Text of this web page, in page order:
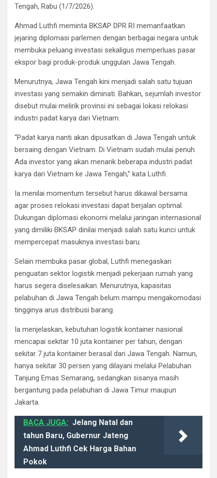
Tengah, Rabu (1/7/2026).
Ahmad Luthfi meminta BKSAP DPR RI memanfaatkan
jejaring diplomasi parlemen dengan berbagai negara untuk
membuka peluang investasi sekaligus memperluas pasar
ekspor bagi produk-produk unggulan Jawa Tengah.
Menurutnya, Jawa Tengah kini menjadi salah satu tujuan
investasi yang semakin diminati. Bahkan, sejumlah investor
disebut mulai melirik provinsi ini sebagai lokasi relokasi
industri padat karya dari Vietnam.
“Padat karya nanti akan dipusatkan di Jawa Tengah untuk
bersaing dengan Vietnam. Di Vietnam sudah mulai penuh.
Ada investor yang akan menarik beberapa industri padat
karya dari Vietnam ke Jawa Tengah,” kata Luthfi.
Ia menilai momentum tersebut harus dikawal bersama
agar proses relokasi investasi dapat berjalan optimal.
Dukungan diplomasi ekonomi melalui jaringan internasional
yang dimiliki BKSAP dinilai menjadi salah satu kunci untuk
mempercepat masuknya investasi baru.
Selain membuka pasar global, Luthfi menegaskan
penguatan sektor logistik menjadi pekerjaan rumah yang
harus segera diselesaikan. Menurutnya, kapasitas
pelabuhan di Jawa Tengah belum mampu mengakomodasi
tingginya arus distribusi barang.
Ia menjelaskan, kebutuhan logistik kontainer nasional
mencapai sekitar 10 juta kontainer per tahun, dengan
sekitar 7 juta kontainer berasal dari Jawa Tengah. Namun,
hanya sekitar 30 persen yang dilayani melalui Pelabuhan
Tanjung Emas Semarang, sedangkan sisanya masih
bergantung pada pelabuhan di Jawa Timur maupun
Jakarta.
BACA JUGA: Jelang Natal dan
tahun Baru, Gubernur Jateng
Ahmad Luthfi Cek Harga Bahan
Pokok